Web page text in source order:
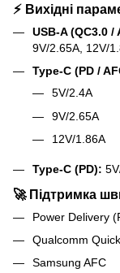
⚡ Вихідні
USB-A (QC3.0 /
9V/2.65A, 12V/
Type-C (PD /
5V/2.4A
9V/2.65A
12V/1.86A
Type-C (PD):
🚀 Підтримка
Power Delivery
Qualcomm
Samsung AFC